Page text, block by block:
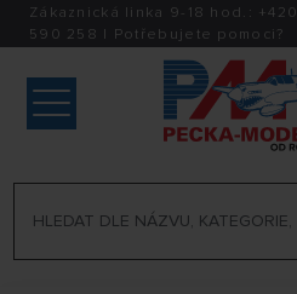
Zákaznická linka 9-18 hod.: +420
590 258 | Potřebujete pomoci?